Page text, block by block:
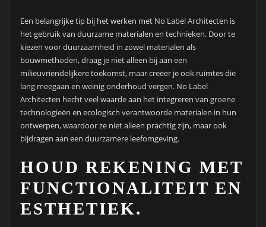
Een belangrijke tip bij het werken met No Label Architecten is
het gebruik van duurzame materialen en technieken. Door te
kiezen voor duurzaamheid in zowel materialen als
bouwmethoden, draag je niet alleen bij aan een
milieuvriendelijkere toekomst, maar creëer je ook ruimtes die
lang meegaan en weinig onderhoud vergen. No Label
Architecten hecht veel waarde aan het integreren van groene
technologieën en ecologisch verantwoorde materialen in hun
ontwerpen, waardoor ze niet alleen prachtig zijn, maar ook
bijdragen aan een duurzamere leefomgeving.
HOUD REKENING MET
FUNCTIONALITEIT EN
ESTHETIEK.